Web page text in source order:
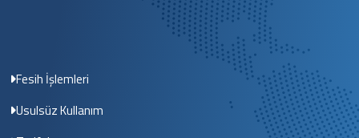
Fesih İşlemleri
Usulsüz Kullanım